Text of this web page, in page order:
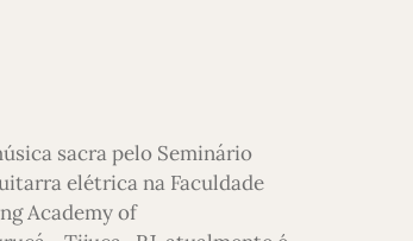
sacra pelo Seminário
elétrica na Faculdade
Academy of